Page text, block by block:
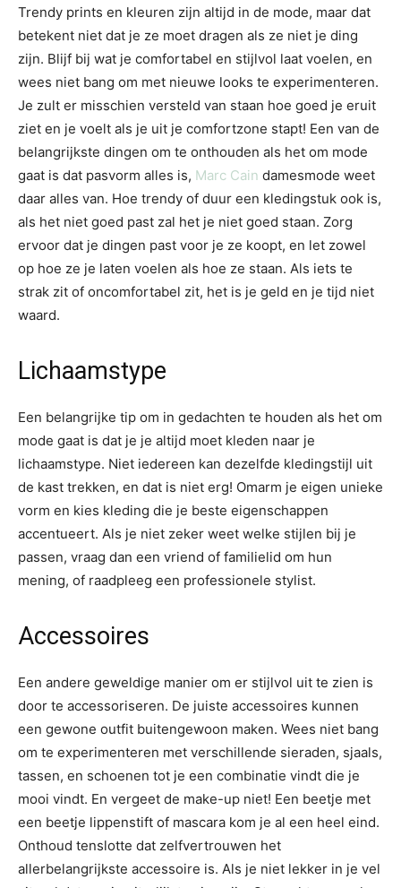
Trendy prints en kleuren zijn altijd in de mode, maar dat
betekent niet dat je ze moet dragen als ze niet je ding
zijn. Blijf bij wat je comfortabel en stijlvol laat voelen, en
wees niet bang om met nieuwe looks te experimenteren.
Je zult er misschien versteld van staan hoe goed je eruit
ziet en je voelt als je uit je comfortzone stapt! Een van de
belangrijkste dingen om te onthouden als het om mode
gaat is dat pasvorm alles is, Marc Cain damesmode weet
daar alles van. Hoe trendy of duur een kledingstuk ook is,
als het niet goed past zal het je niet goed staan. Zorg
ervoor dat je dingen past voor je ze koopt, en let zowel
op hoe ze je laten voelen als hoe ze staan. Als iets te
strak zit of oncomfortabel zit, het is je geld en je tijd niet
waard.
Lichaamstype
Een belangrijke tip om in gedachten te houden als het om
mode gaat is dat je je altijd moet kleden naar je
lichaamstype. Niet iedereen kan dezelfde kledingstijl uit
de kast trekken, en dat is niet erg! Omarm je eigen unieke
vorm en kies kleding die je beste eigenschappen
accentueert. Als je niet zeker weet welke stijlen bij je
passen, vraag dan een vriend of familielid om hun
mening, of raadpleeg een professionele stylist.
Accessoires
Een andere geweldige manier om er stijlvol uit te zien is
door te accessoriseren. De juiste accessoires kunnen
een gewone outfit buitengewoon maken. Wees niet bang
om te experimenteren met verschillende sieraden, sjaals,
tassen, en schoenen tot je een combinatie vindt die je
mooi vindt. En vergeet de make-up niet! Een beetje met
een beetje lippenstift of mascara kom je al een heel eind.
Onthoud tenslotte dat zelfvertrouwen het
allerbelangrijkste accessoire is. Als je niet lekker in je vel